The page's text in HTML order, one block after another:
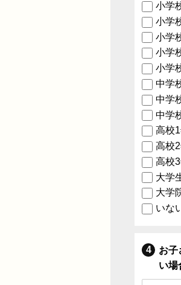
小学
小学
小学
小学
小学
中学
中学
中学
高校
高校
高校
大学
大学
いな
お子
い場